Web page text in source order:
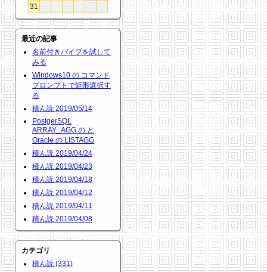
31
最近の記事
名前付きパイプを試して
みる
Windows10 の コマンド
プロンプトで矩形選択す
る
積ん読 2019/05/14
PostgerSQL
ARRAY_AGG の と
Oracle の LISTAGG
積ん読 2019/04/24
積ん読 2019/04/23
積ん読 2019/04/18
積ん読 2019/04/12
積ん読 2019/04/11
積ん読 2019/04/08
カテゴリ
積ん読 (331)